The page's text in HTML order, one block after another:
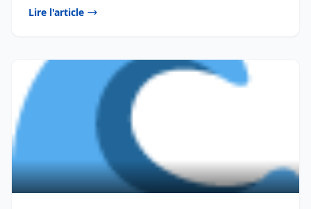
Lire l'article